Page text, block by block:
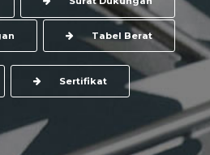
Tabel Berat
Sertifikat